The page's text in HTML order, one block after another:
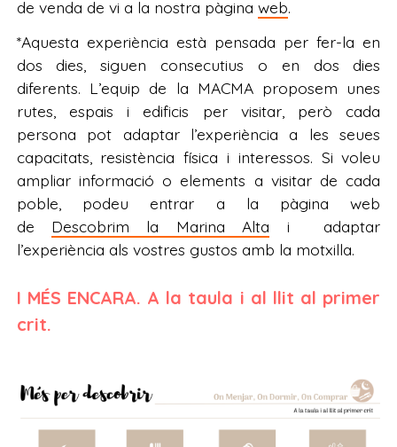
de venda de vi a la nostra pàgina web.
*Aquesta experiència està pensada per fer-la en
dos dies, siguen consecutius o en dos dies
diferents. L’equip de la MACMA proposem unes
rutes, espais i edificis per visitar, però cada
persona pot adaptar l’experiència a les seues
capacitats, resistència física i interessos. Si voleu
ampliar informació o elements a visitar de cada
poble, podeu entrar a la pàgina web
de Descobrim la Marina Alta i adaptar
l’experiència als vostres gustos amb la motxilla.
I MÉS ENCARA. A la taula i al llit al primer
crit.